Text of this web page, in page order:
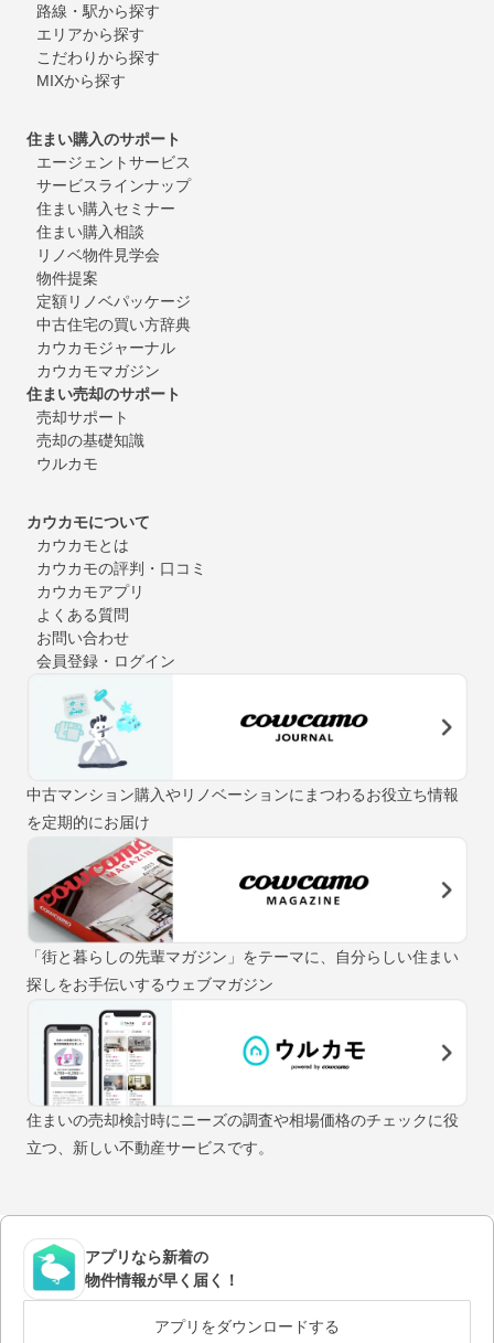
路線・駅から探す
エリアから探す
こだわりから探す
MIXから探す
住まい購入のサポート
エージェントサービス
サービスラインナップ
住まい購入セミナー
住まい購入相談
リノベ物件見学会
物件提案
定額リノベパッケージ
中古住宅の買い方辞典
カウカモジャーナル
カウカモマガジン
住まい売却のサポート
売却サポート
売却の基礎知識
ウルカモ
カウカモについて
カウカモとは
カウカモの評判・口コミ
カウカモアプリ
よくある質問
お問い合わせ
会員登録・ログイン
中古マンション購入やリノベーションにまつわるお役立ち情報
を定期的にお届け
「街と暮らしの先輩マガジン」をテーマに、自分らしい住まい
探しをお手伝いするウェブマガジン
住まいの売却検討時にニーズの調査や相場価格のチェックに役
立つ、新しい不動産サービスです。
アプリなら新着の
物件情報が早く届く！
アプリをダウンロードする